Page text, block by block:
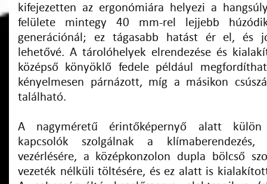
kifejezetten az ergonómiára helyezi a
felülete mintegy 40 mm-rel lejjebb
generációnál; ez tágasabb hatást ér el, és
lehetővé. A tárolóhelyek elrendezése és
középső könyöklő fedele például
kényelmesen párnázott, míg a másikon
található.
A nagyméretű érintőképernyő alatt külön
kapcsolók szolgálnak a
vezérlésére, a középkonzolon dupla bölcső
vezeték nélküli töltésére, és ez alatt is